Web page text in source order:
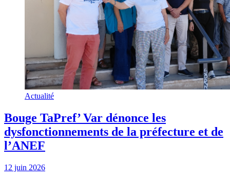
Actualité
Bouge TaPref’ Var dénonce les
dysfonctionnements de la préfecture et de
l’ANEF
12 juin 2026